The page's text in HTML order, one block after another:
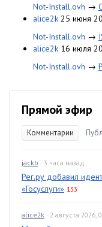
Not-Install.ovh →
alice2k 25 июня
Not-Install.ovh →
alice2k 16 июля
Not-Install.ovh →
Прямой эфир
Комментарии
jackb · 3 часа назад
Рег.ру добавил
«Госуслуги» 133
alice2k · 2 августа 2026,